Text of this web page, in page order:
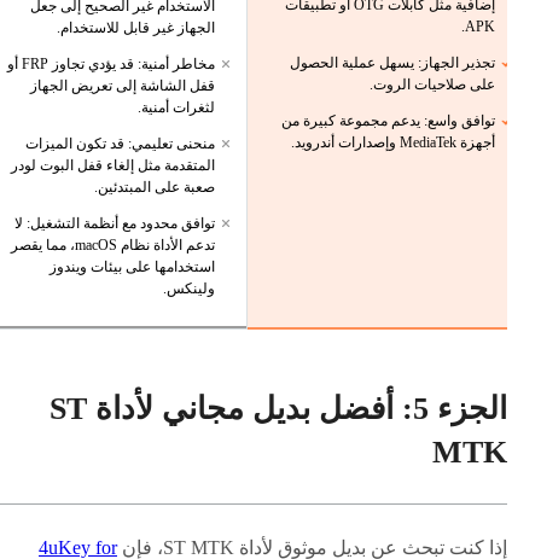
إضافية مثل كابلات OTG أو تطبيقات
APK.
تجذير الجهاز: يسهل عملية الحصول
على صلاحيات الروت.
توافق واسع: يدعم مجموعة كبيرة من
أجهزة MediaTek وإصدارات أندرويد.
الاستخدام غير الصحيح إلى جعل
الجهاز غير قابل للاستخدام.
مخاطر أمنية: قد يؤدي تجاوز FRP أو
قفل الشاشة إلى تعريض الجهاز
لثغرات أمنية.
منحنى تعليمي: قد تكون الميزات
المتقدمة مثل إلغاء قفل البوت لودر
صعبة على المبتدئين.
توافق محدود مع أنظمة التشغيل: لا
تدعم الأداة نظام macOS، مما يقصر
استخدامها على بيئات ويندوز
ولينكس.
الجزء 5: أفضل بديل مجاني لأداة ST
MTK
إذا كنت تبحث عن بديل موثوق لأداة ST MTK، فإن
4uKey for